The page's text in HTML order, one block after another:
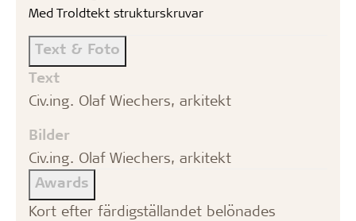
Med Troldtekt strukturskruvar
Text & Foto
Text
Civ.ing. Olaf Wiechers, arkitekt
Bilder
Civ.ing. Olaf Wiechers, arkitekt
Awards
Kort efter färdigställandet belönades